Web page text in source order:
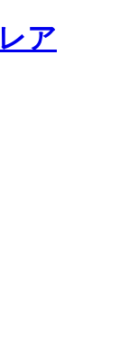
ア